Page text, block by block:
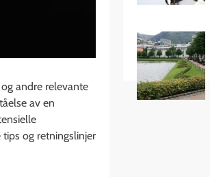
andre relevante
av en
og retningslinjer